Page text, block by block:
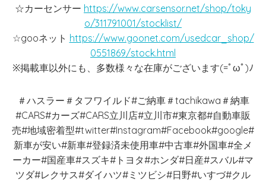
☆カーセンサー https://www.carsensor.net/shop/toky
o/311791001/stocklist/
☆gooネット https://www.goonet.com/usedcar_shop/
0551869/stock.html
※掲載車以外にも、多数様々な在庫がございます(=ﾟωﾟ)ﾉ
＃ハスラー＃タフワイルド#ご納車＃tachikawa＃納車
#CARS#カーズ#CARS立川店#立川市#東京都#自動車販
売#地域密着型#twitter#Instagram#Facebook#google#
新車が安い#新車#登録済未使用車#中古車#外国車#全メ
ーカー#国産車#スズキ#トヨタ#ホンダ#日産#スバル#マ
ツダ#レクサス#ダイハツ#ミツビシ#日野#いすづ#クル